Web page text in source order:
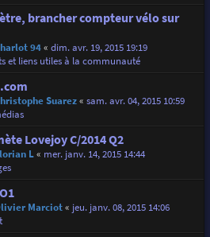
brancher compteur vélo sur
94« dim. avr. 19, 2015 19:19
et liens utiles à la communauté
Suarez« sam. avr. 04, 2015 10:59
Lovejoy C/2014 Q2
L« mer. janv. 14, 2015 14:44
Marciot« jeu. janv. 08, 2015 14:06